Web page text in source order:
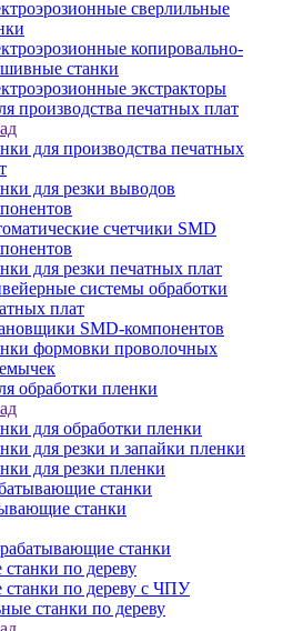
сверлильные
копировально-
станки
экстракторы
производства печатных плат
для производства печатных
для резки выводов
счетчики SMD
для резки печатных плат
системы обработки
плат
SMD-компонентов
формовки проволочных
обработки пленки
для обработки пленки
для резки и запайки пленки
для резки пленки
станки
станки
станки
по дереву
станки по дереву с ЧПУ
станки по дереву